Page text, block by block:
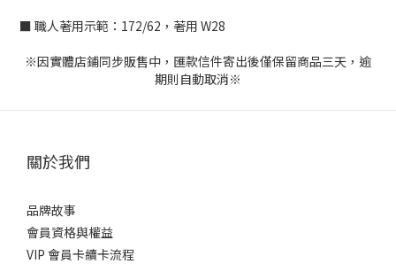
■ 職人著用示範：172/62，著用 W28
※因實體店鋪同步販售中，匯款信件寄出後僅保留商品三天，逾
期則自動取消※
關於我們
品牌故事
會員資格與權益
VIP 會員卡續卡流程